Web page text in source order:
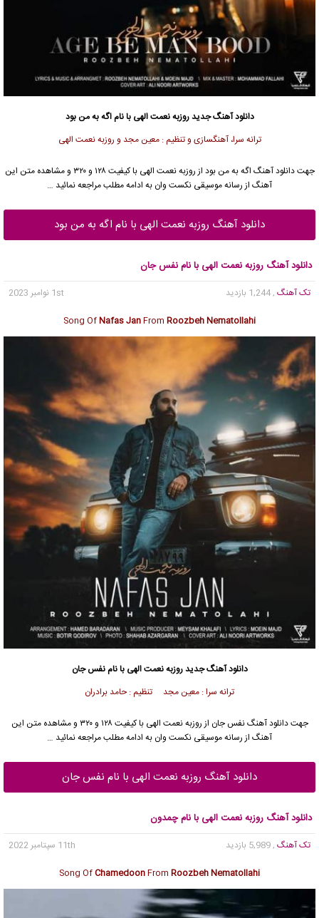
دانلود آهنگ جدیدروزبه نعمت الهی با نام اگه به من بود
ترانه سرا، آهنگسازی و تنظیم : معین مجد و روزبه نعمت الهی
جهت دانلود آهنگ اگه به من بود از روزبه نعمت الهی
با کیفیت ۱۲۸ و ۳۲۰ و مشاهده متن این
آهنگ از رسانه موسیقی نکست وان به ادامه مطلب مراجعه نمائید …
دانلود آهنگ روزبه نعمت الهی با نام اگه به من بود
دانلود آهنگ روزبه نعمت الهی با نام نفس جان
تک آهنگ , 1,244 بازدید
1st نوامبر 2023
Song OfNafas JanFrom Roozbeh Nematollahi
دانلود آهنگ جدیدروزبه نعمت الهی با نام نفس جان
ترانه سرا : معین مجد تنظیم : حامد برادران
جهت دانلود آهنگ نفس جان از روزبه نعمت الهی
با کیفیت ۱۲۸ و ۳۲۰ و مشاهده متن این
آهنگ از رسانه موسیقی نکست وان به ادامه مطلب مراجعه نمائید …
دانلود آهنگ روزبه نعمت الهی با نام نفس جان
دانلود آهنگ روزبه نعمت الهی با نام چمدون
تک آهنگ , 5,989 بازدید
11th سپتامبر 2022
Song OfChamedoonFrom Roozbeh Nematollahi